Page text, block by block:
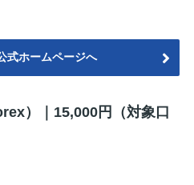
式ホームページへ
）｜15,000円（対象口